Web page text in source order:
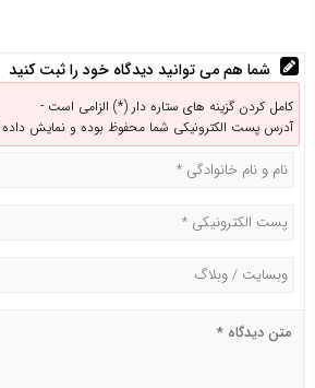
شما هم می توانید دیدگاه خود را ثبت کنید
کامل کردن گزینه های ستاره دار (*) الزامی است -
آدرس پست الکترونیکی شما محفوظ بوده و نمایش